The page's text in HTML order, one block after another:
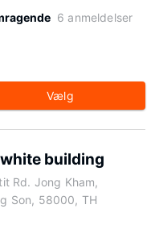
6 anmeldelser
Vælg
building
Rd. Jong Kham,
Son, 58000, TH